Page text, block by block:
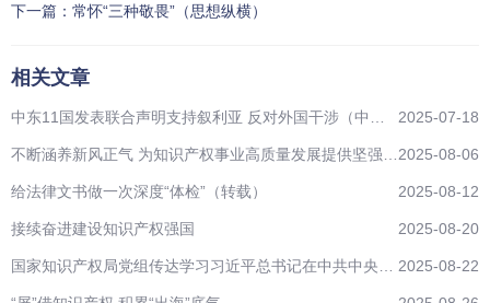
下一篇： 常怀“三种敬畏”（思想纵横）
相关文章
2025-07-18
中东11国发表联合声明支持叙利亚 反对外国干涉（中国
2025-08-06
不断涵养新风正气 为知识产权事业高质量发展提供坚强作
2025-08-12
给法律文书做一次深度“体检”（转载）
2025-08-20
接续奋进建设知识产权强国
2025-08-22
国家知识产权局党组传达学习习近平总书记在中共中央政